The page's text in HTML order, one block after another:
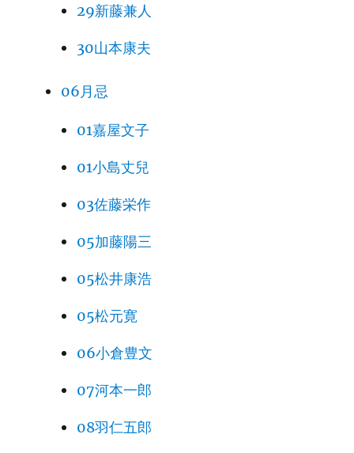
29新藤兼人
30山本康夫
06月忌
01嘉屋文子
01小島丈兒
03佐藤栄作
05加藤陽三
05松井康浩
05松元寛
06小倉豊文
07河本一郎
08羽仁五郎